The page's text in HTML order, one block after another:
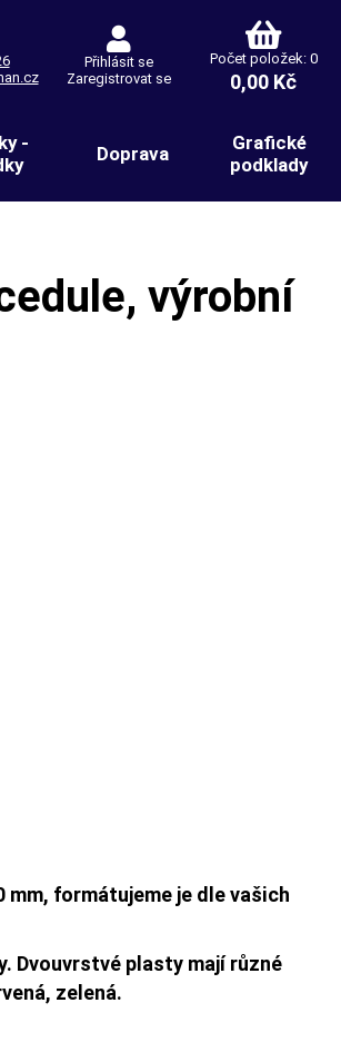
Přihlásit se
Zaregistrovat se
Počet položek: 0
0,00 Kč
-
Doprava
Grafické
podklady
výrobní
formátujeme je dle vašich
Dvouvrstvé plasty mají různé
zelená.